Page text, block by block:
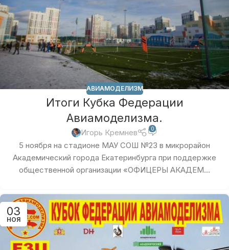
АВИАМОДЕЛИЗМ
Итоги Кубка Федерации
Авиамоделизма.
Игорь Кремнев 0
5 ноября на стадионе МАУ СОШ №23 в микрорайон
Академический города Екатеринбурга при поддержке
общественной организации «ОФИЦЕРЫ АКАДЕМ...
03
НОЯ